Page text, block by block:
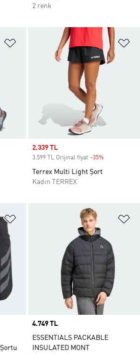
2 renk
Favori Listesine Ekle
Sale price
2.339 TL
3.599 TL Orijinal fiyat -35%
Terrex Multi Light Şort
Kadın TERREX
Favori Listesine Ekle
Price
4.749 TL
ESSENTIALS PACKABLE
INSULATED MONT